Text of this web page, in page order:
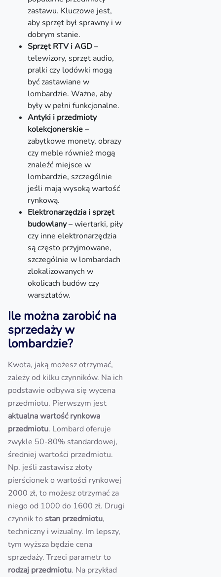
zastawu. Kluczowe jest,
aby sprzęt był sprawny i w
dobrym stanie.
Sprzęt RTV i AGD–
telewizory, sprzęt audio,
pralki czy lodówki mogą
być zastawiane w
lombardzie. Ważne, aby
były w pełni funkcjonalne.
Antyki i przedmioty
kolekcjonerskie–
zabytkowe monety, obrazy
czy meble również mogą
znaleźć miejsce w
lombardzie, szczególnie
jeśli mają wysoką wartość
rynkową.
Elektronarzędzia i sprzęt
budowlany– wiertarki, piły
czy inne elektronarzędzia
są często przyjmowane,
szczególnie w lombardach
zlokalizowanych w
okolicach budów czy
warsztatów.
Ile można zarobić na
sprzedaży w
lombardzie?
Kwota, jaką możesz otrzymać,
zależy od kilku czynników. Na ich
podstawie odbywa się wycena
przedmiotu. Pierwszym jest
aktualnawartość rynkowa
przedmiotu. Lombard oferuje
zwykle 50-80% standardowej,
średniej wartości przedmiotu.
Np. jeśli zastawisz złoty
pierścionek o wartości rynkowej
2000 zł, to możesz otrzymać za
niego od 1000 do 1600 zł. Drugi
czynnik to stan przedmiotu,
techniczny i wizualny. Im lepszy,
tym wyższa będzie cena
sprzedaży. Trzeci parametr to
rodzaj przedmiotu. Na przykład